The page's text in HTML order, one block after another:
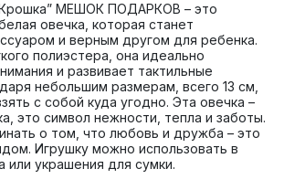
МЕШОК ПОДАРКОВ – это
овечка, которая станет
и верным другом для ребенка.
полиэстера, она идеально
и развивает тактильные
небольшим размерам, всего 13 см,
с собой куда угодно. Эта овечка –
это символ нежности, тепла и заботы.
о том, что любовь и дружба – это
Игрушку можно использовать в
или украшения для сумки.